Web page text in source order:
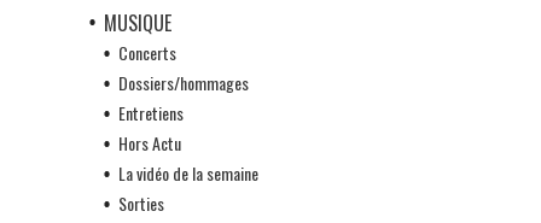
MUSIQUE
Concerts
Dossiers/hommages
Entretiens
Hors Actu
La vidéo de la semaine
Sorties